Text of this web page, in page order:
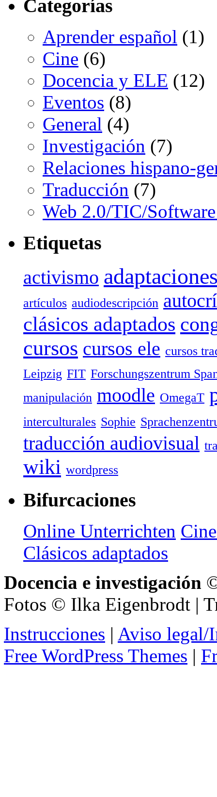
Categorías
Aprender español (1)
Cine (6)
Docencia y ELE (12)
Eventos (8)
General (4)
Investigación (7)
Relaciones hispano-
Traducción (7)
Web 2.0/TIC/
Etiquetas
activismo
artículos audiodescripción
clásicos adaptados
cursos cursos ele cursos
Leipzig FIT Forschungszentrum
manipulación moodle OmegaT
interculturales Sophie
traducción audiovisual
wiki wordpress
Bifurcaciones
Online Unterrichten
Clásicos adaptados
Docencia e investigación
Fotos © Ilka Eigenbrodt |
Instrucciones | Aviso legal/
Free WordPress Themes |